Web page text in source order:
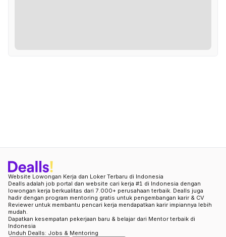
Website Lowongan Kerja dan Loker Terbaru di Indonesia
Dealls adalah job portal dan website cari kerja #1 di Indonesia dengan
lowongan kerja berkualitas dari 7.000+ perusahaan terbaik. Dealls juga
hadir dengan program mentoring gratis untuk pengembangan karir & CV
Reviewer untuk membantu pencari kerja mendapatkan karir impiannya lebih
mudah.
Dapatkan kesempatan pekerjaan baru & belajar dari Mentor terbaik di
Indonesia
Unduh Dealls: Jobs & Mentoring